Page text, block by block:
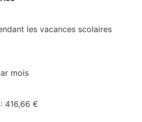
les vacances scolaires
mois
416,66 €